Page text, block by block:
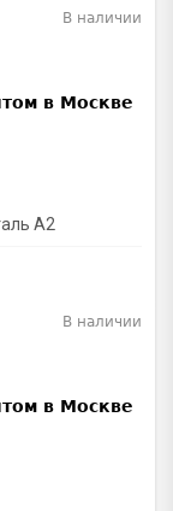
A2
В наличии
В наличии